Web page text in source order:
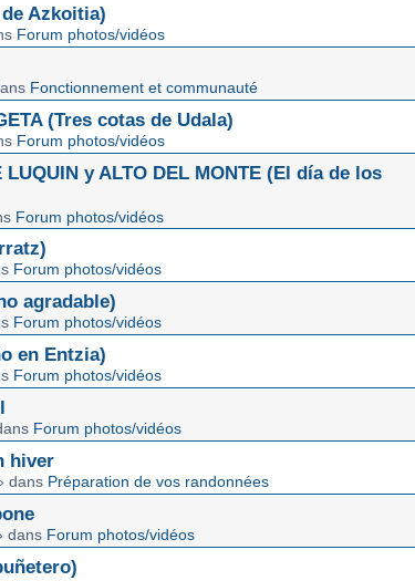
Azkoitia)
Forum photos/vidéos
Fonctionnement et communauté
(Tres cotas de Udala)
Forum photos/vidéos
LUQUIN y ALTO DEL MONTE (El día de los
Forum photos/vidéos
Forum photos/vidéos
agradable)
Forum photos/vidéos
en Entzia)
Forum photos/vidéos
Forum photos/vidéos
hiver
dans Préparation de vos randonnées
dans Forum photos/vidéos